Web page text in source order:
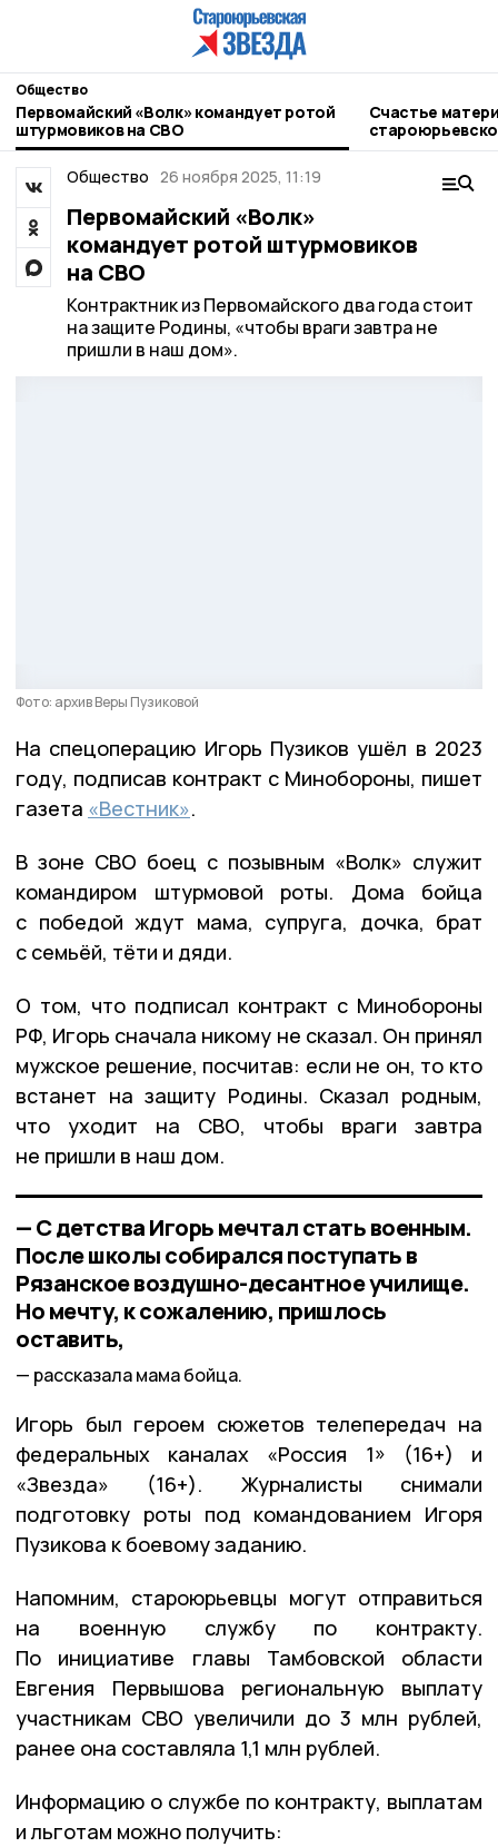
Общество
Первомайский «Волк» командует ротой
штурмовиков на СВО
Счастье
с юбилеем
Общество 26 ноября 2025, 11:19
Первомайский «Волк»
командует ротой штурмовиков
на СВО
Контрактник из Первомайского два года стоит
на защите Родины, «чтобы враги завтра не
пришли в наш дом».
Фото: архив Веры Пузиковой
На спецоперацию Игорь Пузиков ушёл в 2023
году, подписав контракт с Минобороны, пишет
газета «Вестник».
В зоне СВО боец с позывным «Волк» служит
командиром штурмовой роты. Дома бойца
с победой ждут мама, супруга, дочка, брат
с семьёй, тёти и дяди.
О том, что подписал контракт с Минобороны
РФ, Игорь сначала никому не сказал. Он принял
мужское решение, посчитав: если не он, то кто
встанет на защиту Родины. Сказал родным,
что уходит на СВО, чтобы враги завтра
не пришли в наш дом.
— С детства Игорь мечтал стать военным.
После школы собирался поступать в
Рязанское воздушно-десантное училище.
Но мечту, к сожалению, пришлось
оставить,
рассказала мама бойца.
Игорь был героем сюжетов телепередач на
федеральных каналах «Россия 1» (16+) и
«Звезда» (16+). Журналисты снимали
подготовку роты под командованием Игоря
Пузикова к боевому заданию.
Напомним, староюрьевцы могут отправиться
на военную службу по контракту.
По инициативе главы Тамбовской области
Евгения Первышова региональную выплату
участникам СВО увеличили до 3 млн рублей,
ранее она составляла 1,1 млн рублей.
Информацию о службе по контракту, выплатам
и льготам можно получить: